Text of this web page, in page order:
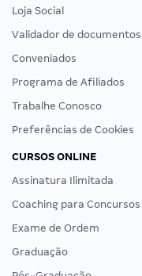
Loja Social
Validador de documentos
Conveniados
Programa de Afiliados
Trabalhe Conosco
Preferências de Cookies
CURSOS ONLINE
Assinatura Ilimitada
Coaching para Concursos
Exame de Ordem
Graduação